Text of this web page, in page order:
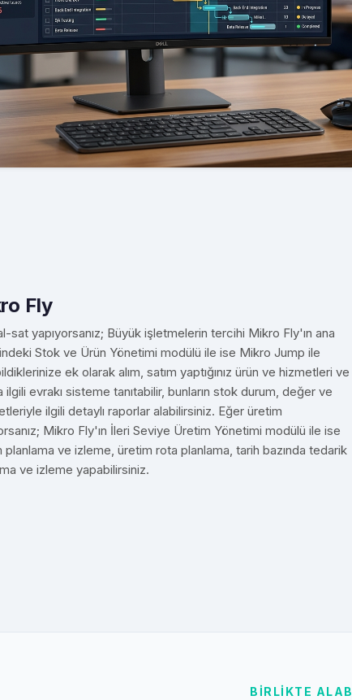
Fly
sat yapıyorsanız; Büyük işletmelerin tercihi Mikro Fly'ın ana
Stok ve Ürün Yönetimi modülü ile ise Mikro Jump ile
ek olarak alım, satım yaptığınız ürün ve hizmetleri ve
ilgili evrakı sisteme tanıtabilir, bunların stok durum, değer ve
ilgili detaylı raporlar alabilirsiniz. Eğer üretim
Mikro Fly'ın İleri Seviye Üretim Yönetimi modülü ile ise
planlama ve izleme, üretim rota planlama, tarih bazında tedarik
ve izleme yapabilirsiniz.
BİRLİKTE